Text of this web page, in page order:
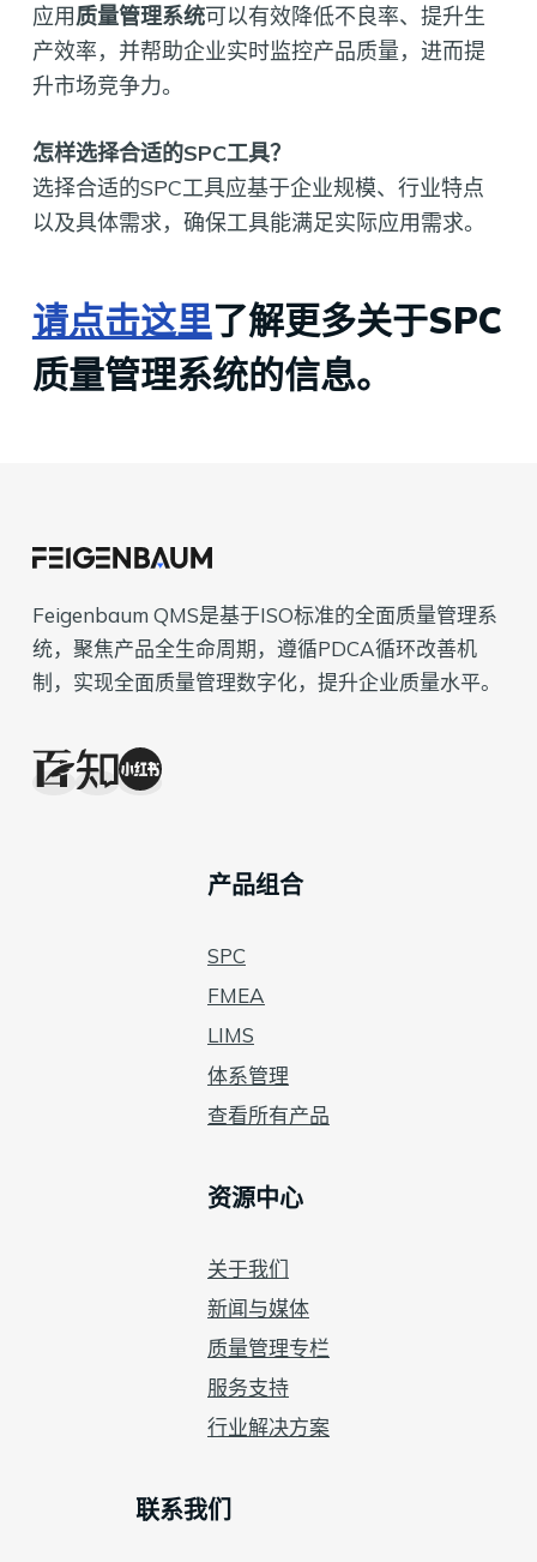
应用质量管理系统可以有效降低不良率、提升生
产效率，并帮助企业实时监控产品质量，进而提
升市场竞争力。
怎样选择合适的SPC工具？
选择合适的SPC工具应基于企业规模、行业特点
以及具体需求，确保工具能满足实际应用需求。
请点击这里了解更多关于SPC
质量管理系统的信息。
Feigenbaum QMS是基于ISO标准的全面质量管理系
统，聚焦产品全生命周期，遵循PDCA循环改善机
制，实现全面质量管理数字化，提升企业质量水平。
产品组合
SPC
FMEA
LIMS
体系管理
查看所有产品
资源中心
关于我们
新闻与媒体
质量管理专栏
服务支持
行业解决方案
联系我们